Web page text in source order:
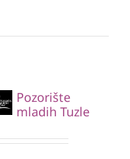
Pozorište
mladih Tuzle